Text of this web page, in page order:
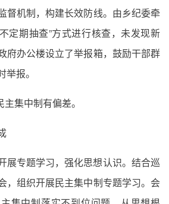
督机制，构建长效防线。由乡纪委牵
定期抽查”方式进行核查，未发现新
府办公楼设立了举报箱，鼓励干部群
报。
集中制有偏差。
展专题学习，强化思想认识。结合巡
，组织开展民主集中制专题学习。会